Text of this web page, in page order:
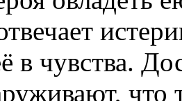
в чувства.
что